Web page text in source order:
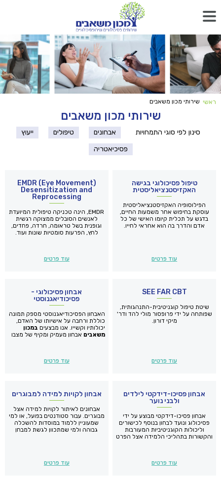
ראשי שירותי מכון משאבים
שירותי מכון משאבים
סינון לפי סוגי התמחויות אבחונים טיפולים
ייעוץ
פסיכיאטריה
טיפול פסיכולוגי בגישה
האקזיסטנציאליסטית
הפילוסופיה האקזיסטנציאליסטית
עוסקת בחיפוש אחר משמעות החיים,
בדגש על תכלית קיומו האישי של כל
אדם והדרך בה הוא אחראי לחייו.
עוד פרטים
(EMDR (Eye Movement
Desensitization and
Reprocessing
EMDR, הינה טכניקה טיפולית המיועדת
לאנשים הסובלים ממצוקה רגשית
וגופנית בשל טראומה, חרדה, פחדים,
לחץ, הפרעות סומטיות שונות ועוד.
עוד פרטים
SEE FAR CBT
שיטת טיפול קוגניטיבית-התנהגותית,
שפותחה על ידי פרופסור מולי להד ודר'
מיקי דורון.
עוד פרטים
אבחון פסיכולוגי -
פסיכודיאגנוסטי
האבחון הפסיכודיאגנוסטי מספק תמונה
כוללת ורחבה על אישיותו של האדם,
יכולותיו וקשייו. אנו מבצעים במכון
משאבים אבחון מעמיק ומקיף של מצבו
העכשוית. הפסיכולוג המאבחן מגבש
עוד פרטים
אבחון פסיכו-דידקטי לילדים
ולבני נוער
אבחון פסיכו-דידקטי מבוצע על ידי
פסיכולוג ונועד לבחון בנוסף לכישורים
וליכולות הקוגניטיביות המעורבות
והקשורות בתהליכי הלמידה אצל הפרט
עוד פרטים
אבחון לקויות למידה למבוגרים
אבחונים לאיתור לקויות למידה אצל
מבוגרים. עבור סטודנטים בפועל, או למי
שמעוניין ללמוד במוסדות להשכלה
גבוהה ולמי שמתכוון לגשת למבחן
עוד פרטים